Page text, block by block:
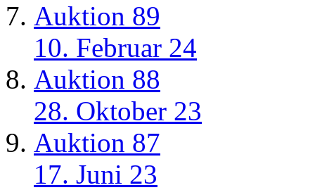
Auktion 89
10. Februar 24
Auktion 88
28. Oktober 23
Auktion 87
17. Juni 23